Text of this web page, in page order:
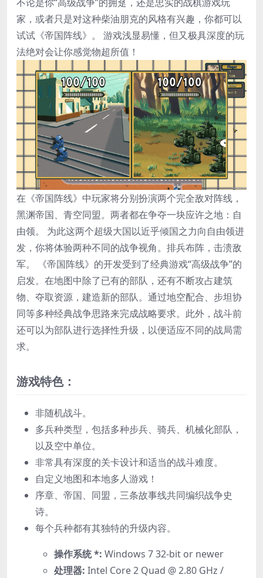
家，或者只是对这种柴油朋克的风格有兴趣，你都可以
试试《帝国阵线》。 游戏浅显易懂，但又极具深度的玩
法绝对会让你感觉物超所值！
在《帝国阵线》中玩家将分别扮演两个完全敌对阵线，
黑渊帝国、青空同盟。两者都在争夺一块应许之地：自
由领。 为此这两个超级大国以近乎倾国之力向自由领进
发，你将体验两种不同的战争视角。排兵布阵，击溃敌
军。 《帝国阵线》的开发受到了经典游戏“高级战争”的
启发。在地图中除了已有的部队，还有不断攻占建筑
物、夺取资源，建造新的部队。通过地空配合、步坦协
同等多种经典战争思路来完成战略要求。此外，战斗前
还可以为部队进行选择性升级，以便适应不同的战局需
求。
游戏特色：
非随机战斗。
多兵种类型，包括多种步兵、骑兵、机械化部队，
以及空中单位。
非常具有深度的关卡设计和适当的战斗难度。
自定义地图和本地多人游戏！
序章、帝国、同盟，三条故事线共同编织战争史
诗。
每个兵种都有其独特的升级内容。
操作系统 *: Windows 7 32-bit or newer
处理器: Intel Core 2 Quad @ 2.80 GHz /